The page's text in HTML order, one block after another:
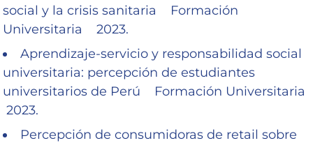
social y la crisis sanitaria Formación
Universitaria 2023.
Aprendizaje-servicio y responsabilidad social
universitaria: percepción de estudiantes
universitarios de Perú Formación Universitaria
2023.
Percepción de consumidoras de retail sobre